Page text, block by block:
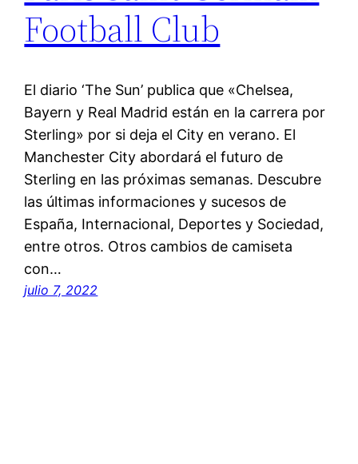
Football Club
El diario ‘The Sun’ publica que «Chelsea,
Bayern y Real Madrid están en la carrera por
Sterling» por si deja el City en verano. El
Manchester City abordará el futuro de
Sterling en las próximas semanas. Descubre
las últimas informaciones y sucesos de
España, Internacional, Deportes y Sociedad,
entre otros. Otros cambios de camiseta
con…
julio 7, 2022